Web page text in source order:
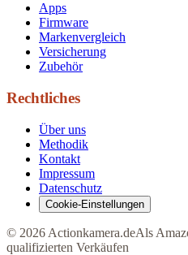
Apps
Firmware
Markenvergleich
Versicherung
Zubehör
Rechtliches
Über uns
Methodik
Kontakt
Impressum
Datenschutz
Cookie-Einstellungen
© 2026 Actionkamera.deAls
qualifizierten Verkäufen